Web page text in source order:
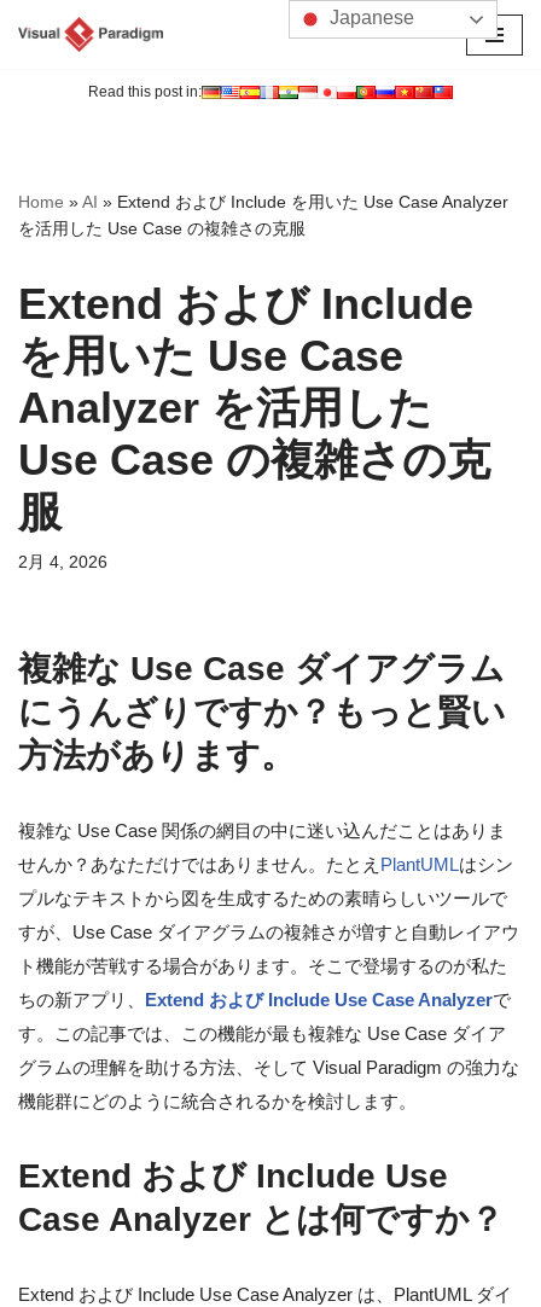
へ
ス
ッ
プ
Read this post in:
Home »AI » Extend および Include を用いた Use Case Analyzer
を活用した Use Case の複雑さの克服
Extend および Include
を用いた Use Case
Analyzer を活用した
Use Case の複雑さの克
服
2月 4, 2026
複雑な Use Case ダイアグラム
にうんざりですか？もっと賢い
方法があります。
複雑な Use Case 関係の網目の中に迷い込んだことはありま
せんか？あなただけではありません。たとえ PlantUMLはシン
プルなテキストから図を生成するための素晴らしいツールで
すが、Use Case ダイアグラムの複雑さが増すと自動レイアウ
ト機能が苦戦する場合があります。そこで登場するのが私た
ちの新アプリ、 Extend および Include Use Case Analyzerで
す。この記事では、この機能が最も複雑な Use Case ダイア
グラムの理解を助ける方法、そして Visual Paradigm の強力な
機能群にどのように統合されるかを検討します。
Extend および Include Use
Case Analyzer とは何ですか？
Extend および Include Use Case Analyzer は、PlantUML ダイ
Japanese